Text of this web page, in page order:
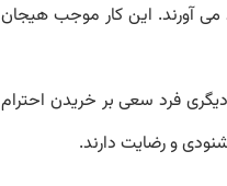
می آورند. این کار موجب هیجان
فرد سعی بر خریدن احترام
و رضایت دارند.